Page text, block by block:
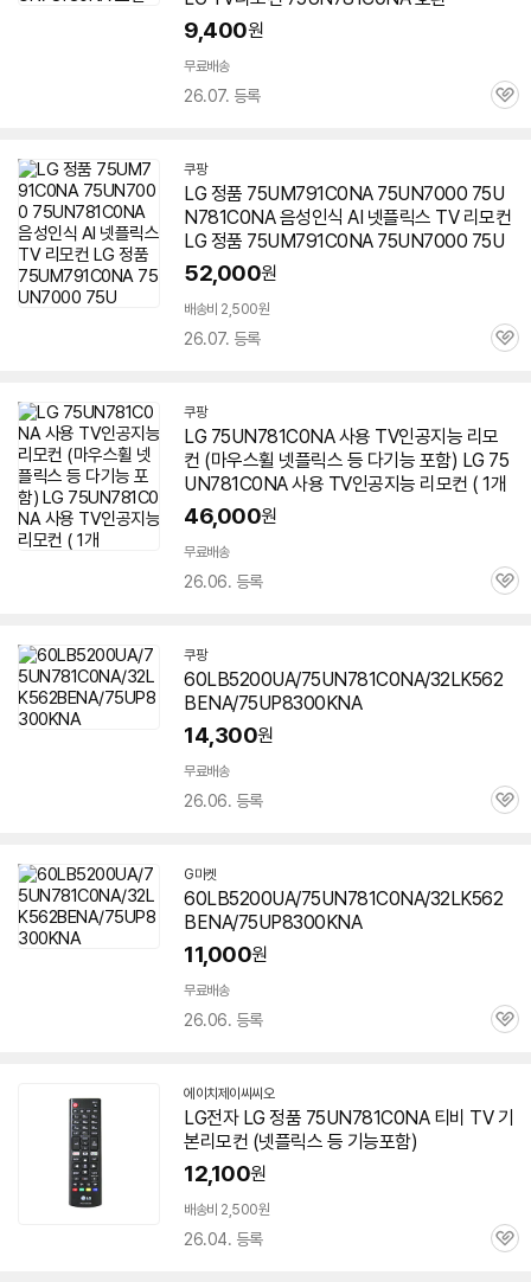
9,400원
무료배송
26.07. 등록
관
쿠팡
LG 정품 75UM791C0NA 75UN7000 75U
N781C0NA음성인식 AI 넷플릭스 TV 리모컨
LG 정품 75UM791C0NA 75UN7000 75U
52,000원
배송비 2,500원
26.07. 등록
관
쿠팡
LG 75UN781C0NA사용 TV인공지능 리모
컨 (마우스휠 넷플릭스 등 다기능 포함) LG 75
UN781C0NA사용 TV인공지능 리모컨 ( 1개
46,000원
무료배송
26.06. 등록
관
쿠팡
60LB5200UA/75UN781C0NA/32LK562
BENA/75UP8300KNA
14,300원
무료배송
26.06. 등록
관
G마켓
60LB5200UA/75UN781C0NA/32LK562
BENA/75UP8300KNA
11,000원
무료배송
26.06. 등록
관
에이치제이씨씨오네
이
버
LG전자 LG 정품 75UN781C0NA티비 TV 기
본리모컨 (넷플릭스 등 기능포함)
12,100원
배송비 2,500원
26.04. 등록
관